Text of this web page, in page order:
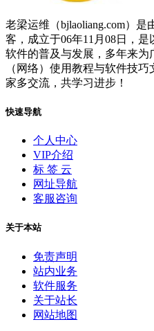
老梁运维（bjlaoliang.com）
客，成立于06年11月08日，
软件的普及与发展，多年来
（网络）使用教程与软件技
家多交流，共学习进步！
快速导航
个人中心
VIP介绍
标 签 云
网址导航
客服咨询
关于本站
免责声明
站内业务
软件服务
关于站长
网站地图